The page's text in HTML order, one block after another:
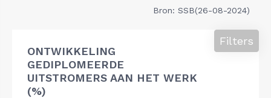
Bron: SSB(26-08-2024)
ONTWIKKELING
GEDIPLOMEERDE
UITSTROMERS AAN HET WERK
(%)
Filters